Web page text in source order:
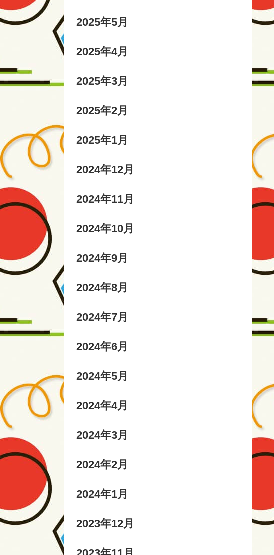
2025年5月
2025年4月
2025年3月
2025年2月
2025年1月
2024年12月
2024年11月
2024年10月
2024年9月
2024年8月
2024年7月
2024年6月
2024年5月
2024年4月
2024年3月
2024年2月
2024年1月
2023年12月